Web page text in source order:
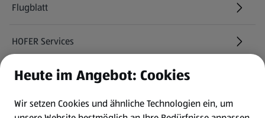
Flugblatt
HOFER Services
Newsletter
WhatsApp
Heute im Angebot: Cookies
Wir setzen Cookies und ähnliche Technologien ein, um